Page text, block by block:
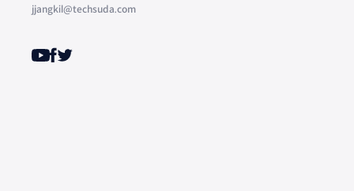
jjangkil@techsuda.com